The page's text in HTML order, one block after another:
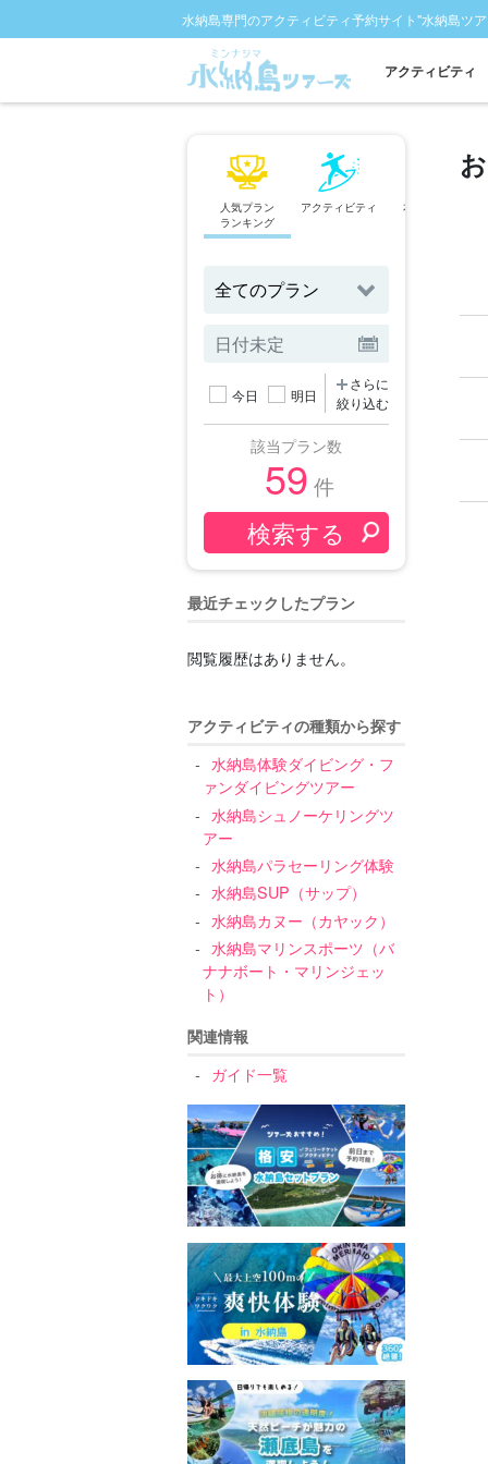
水納島専門のアクティビティ予約サイト"水納島ツ
アクティビティ
人気プラン
ランキング
アクティビティ
本島北部発
今日 明日
さらに
絞り込む
該当プラン数
59 件
最近チェックしたプラン
閲覧履歴はありません。
アクティビティの種類から探す
水納島体験ダイビング・フ
ァンダイビングツアー
水納島シュノーケリングツ
アー
水納島パラセーリング体験
水納島SUP（サップ）
水納島カヌー（カヤック）
水納島マリンスポーツ（バ
ナナボート・マリンジェッ
ト）
関連情報
ガイド一覧